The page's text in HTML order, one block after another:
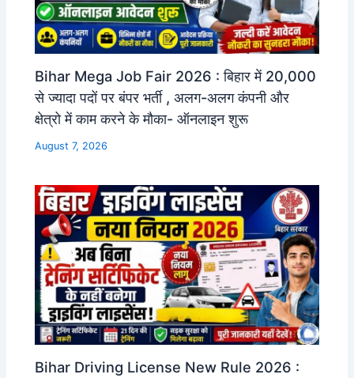
Bihar Mega Job Fair 2026 : बिहार में 20,000
से ज्यादा पदों पर बंपर भर्ती , अलग-अलग कंपनी और
क्षेत्रो में काम करने के मौका- ऑनलाइन शुरू
August 7, 2026
Bihar Driving License New Rule 2026 :